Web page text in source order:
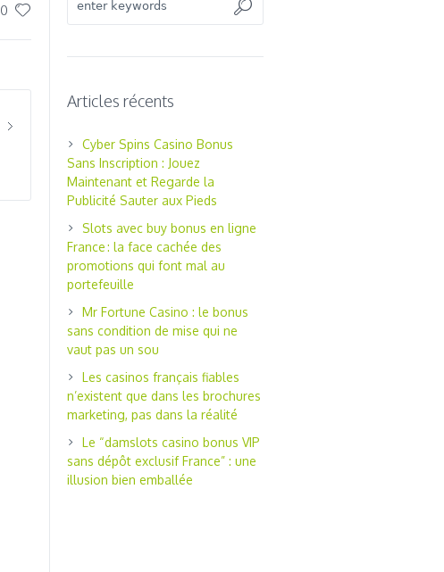
0
Articles récents
Cyber Spins Casino Bonus
Sans Inscription : Jouez
Maintenant et Regarde la
Publicité Sauter aux Pieds
Slots avec buy bonus en ligne
France : la face cachée des
promotions qui font mal au
portefeuille
Mr Fortune Casino : le bonus
sans condition de mise qui ne
vaut pas un sou
Les casinos français fiables
n’existent que dans les brochures
marketing, pas dans la réalité
Le “damslots casino bonus VIP
sans dépôt exclusif France” : une
illusion bien emballée